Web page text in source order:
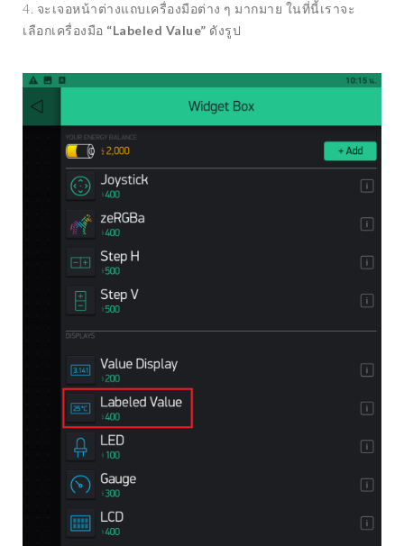
4. จะเจอหน้าต่างแถบเครื่องมือต่าง ๆ มากมาย ในที่นี้เราจะ
เลือกเครื่องมือ “Labeled Value” ดังรูป